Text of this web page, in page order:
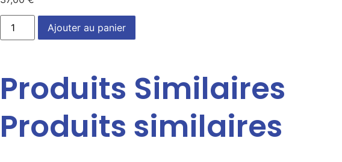
Ajouter au panier
Produits Similaires
Produits similaires